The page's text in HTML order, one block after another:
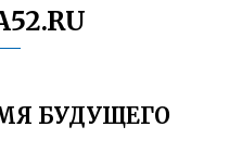
БУДУЩЕГО